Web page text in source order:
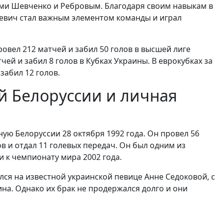
Шевченко и Ребровым. Благодаря своим навыкам в
стал важным элементом команды и играл
212 матчей и забил 50 голов в высшей лиге
и забил 8 голов в Кубках Украины. В еврокубках за
12 голов.
Белоруссии и личная
Белоруссии 28 октября 1992 года. Он провел 56
и отдал 11 голевых передач. Он был одним из
чемпионату мира 2002 года.
на известной украинской певице Анне Седоковой, с
Однако их брак не продержался долго и они